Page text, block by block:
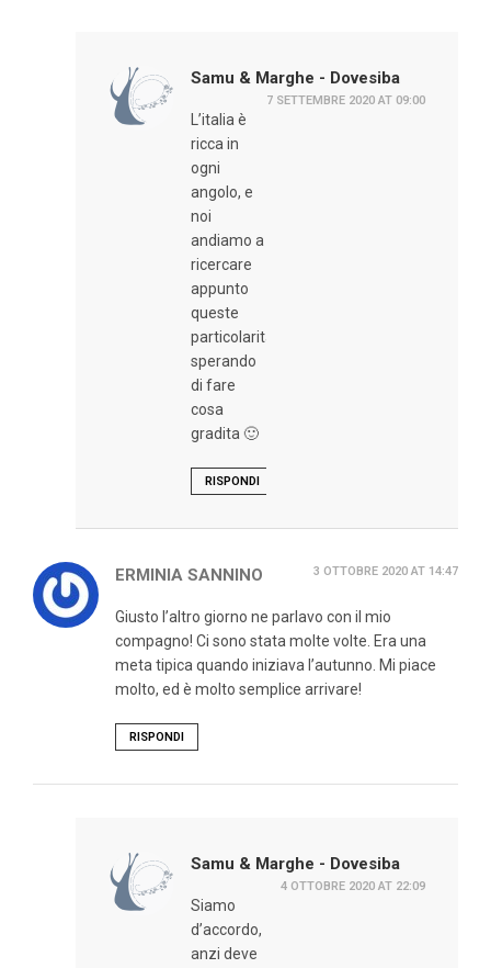
Samu & Marghe - Dovesiba
7 SETTEMBRE 2020 AT 09:00
L’italia è
ricca in
ogni
angolo, e
noi
andiamo a
ricercare
appunto
queste
particolarità
sperando
di fare
cosa
gradita 🙂
RISPONDI
ERMINIA SANNINO 3 OTTOBRE 2020 AT 14:47
Giusto l’altro giorno ne parlavo con il mio
compagno! Ci sono stata molte volte. Era una
meta tipica quando iniziava l’autunno. Mi piace
molto, ed è molto semplice arrivare!
RISPONDI
Samu & Marghe - Dovesiba
4 OTTOBRE 2020 AT 22:09
Siamo
d’accordo,
anzi deve